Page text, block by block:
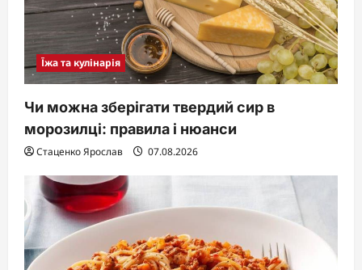
Їжа та кулінарія
Чи можна зберігати твердий сир в
морозилці: правила і нюанси
Стаценко Ярослав 07.08.2026